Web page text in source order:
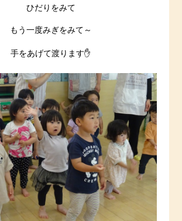
ひだりをみて
もう一度みぎをみて～
手をあげて渡ります✋